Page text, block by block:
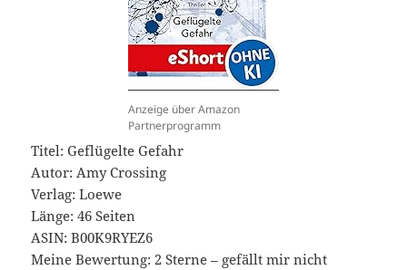
Anzeige über Amazon
Partnerprogramm
Titel: Geflügelte Gefahr
Autor: Amy Crossing
Verlag: Loewe
Länge: 46 Seiten
ASIN: ‎B00K9RYEZ6
Meine Bewertung: 2 Sterne – gefällt mir nicht